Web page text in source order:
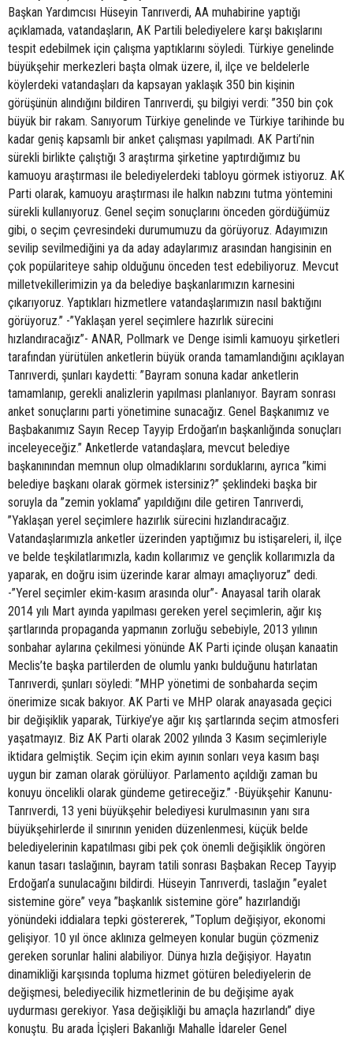
Başkan Yardımcısı Hüseyin Tanrıverdi, AA muhabirine yaptığı
açıklamada, vatandaşların, AK Partili belediyelere karşı bakışlarını
tespit edebilmek için çalışma yaptıklarını söyledi. Türkiye genelinde
büyükşehir merkezleri başta olmak üzere, il, ilçe ve beldelerle
köylerdeki vatandaşları da kapsayan yaklaşık 350 bin kişinin
görüşünün alındığını bildiren Tanrıverdi, şu bilgiyi verdi: ”350 bin çok
büyük bir rakam. Sanıyorum Türkiye genelinde ve Türkiye tarihinde bu
kadar geniş kapsamlı bir anket çalışması yapılmadı. AK Parti’nin
sürekli birlikte çalıştığı 3 araştırma şirketine yaptırdığımız bu
kamuoyu araştırması ile belediyelerdeki tabloyu görmek istiyoruz. AK
Parti olarak, kamuoyu araştırması ile halkın nabzını tutma yöntemini
sürekli kullanıyoruz. Genel seçim sonuçlarını önceden gördüğümüz
gibi, o seçim çevresindeki durumumuzu da görüyoruz. Adayımızın
sevilip sevilmediğini ya da aday adaylarımız arasından hangisinin en
çok popülariteye sahip olduğunu önceden test edebiliyoruz. Mevcut
milletvekillerimizin ya da belediye başkanlarımızın karnesini
çıkarıyoruz. Yaptıkları hizmetlere vatandaşlarımızın nasıl baktığını
görüyoruz.” -”Yaklaşan yerel seçimlere hazırlık sürecini
hızlandıracağız”- ANAR, Pollmark ve Denge isimli kamuoyu şirketleri
tarafından yürütülen anketlerin büyük oranda tamamlandığını açıklayan
Tanrıverdi, şunları kaydetti: ”Bayram sonuna kadar anketlerin
tamamlanıp, gerekli analizlerin yapılması planlanıyor. Bayram sonrası
anket sonuçlarını parti yönetimine sunacağız. Genel Başkanımız ve
Başbakanımız Sayın Recep Tayyip Erdoğan’ın başkanlığında sonuçları
inceleyeceğiz.” Anketlerde vatandaşlara, mevcut belediye
başkanınından memnun olup olmadıklarını sorduklarını, ayrıca ”kimi
belediye başkanı olarak görmek istersiniz?” şeklindeki başka bir
soruyla da ”zemin yoklama” yapıldığını dile getiren Tanrıverdi,
”Yaklaşan yerel seçimlere hazırlık sürecini hızlandıracağız.
Vatandaşlarımızla anketler üzerinden yaptığımız bu istişareleri, il, ilçe
ve belde teşkilatlarımızla, kadın kollarımız ve gençlik kollarımızla da
yaparak, en doğru isim üzerinde karar almayı amaçlıyoruz” dedi.
-”Yerel seçimler ekim-kasım arasında olur”- Anayasal tarih olarak
2014 yılı Mart ayında yapılması gereken yerel seçimlerin, ağır kış
şartlarında propaganda yapmanın zorluğu sebebiyle, 2013 yılının
sonbahar aylarına çekilmesi yönünde AK Parti içinde oluşan kanaatin
Meclis’te başka partilerden de olumlu yankı bulduğunu hatırlatan
Tanrıverdi, şunları söyledi: ”MHP yönetimi de sonbaharda seçim
önerimize sıcak bakıyor. AK Parti ve MHP olarak anayasada geçici
bir değişiklik yaparak, Türkiye’ye ağır kış şartlarında seçim atmosferi
yaşatmayız. Biz AK Parti olarak 2002 yılında 3 Kasım seçimleriyle
iktidara gelmiştik. Seçim için ekim ayının sonları veya kasım başı
uygun bir zaman olarak görülüyor. Parlamento açıldığı zaman bu
konuyu öncelikli olarak gündeme getireceğiz.” -Büyükşehir Kanunu-
Tanrıverdi, 13 yeni büyükşehir belediyesi kurulmasının yanı sıra
büyükşehirlerde il sınırının yeniden düzenlenmesi, küçük belde
belediyelerinin kapatılması gibi pek çok önemli değişiklik öngören
kanun tasarı taslağının, bayram tatili sonrası Başbakan Recep Tayyip
Erdoğan’a sunulacağını bildirdi. Hüseyin Tanrıverdi, taslağın ”eyalet
sistemine göre” veya ”başkanlık sistemine göre” hazırlandığı
yönündeki iddialara tepki göstererek, ”Toplum değişiyor, ekonomi
gelişiyor. 10 yıl önce aklınıza gelmeyen konular bugün çözmeniz
gereken sorunlar halini alabiliyor. Dünya hızla değişiyor. Hayatın
dinamikliği karşısında topluma hizmet götüren belediyelerin de
değişmesi, belediyecilik hizmetlerinin de bu değişime ayak
uydurması gerekiyor. Yasa değişikliği bu amaçla hazırlandı” diye
konuştu. Bu arada İçişleri Bakanlığı Mahalle İdareler Genel